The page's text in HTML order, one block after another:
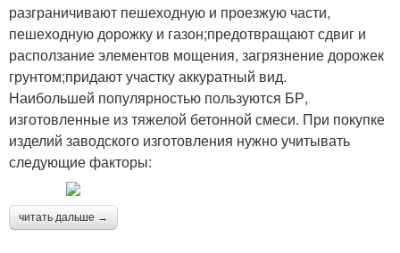
разграничивают пешеходную и проезжую части,
пешеходную дорожку и газон;предотвращают сдвиг и
расползание элементов мощения, загрязнение дорожек
грунтом;придают участку аккуратный вид.
Наибольшей популярностью пользуются БР,
изготовленные из тяжелой бетонной смеси. При покупке
изделий заводского изготовления нужно учитывать
следующие факторы:
читать дальше →